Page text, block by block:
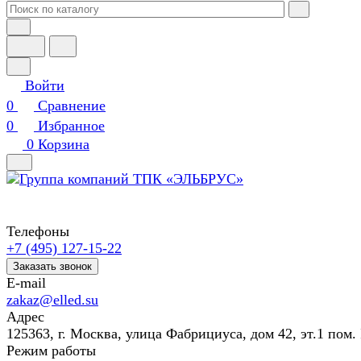
Войти
0
Сравнение
0
Избранное
0 Корзина
Телефоны
+7 (495) 127-15-22
Заказать звонок
E-mail
zakaz@elled.su
Адрес
125363, г. Москва, улица Фабрициуса, дом 42, эт.1
Режим работы